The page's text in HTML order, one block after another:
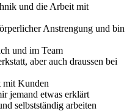
und die Arbeit mit
Anstrengung und bin
und im Team
aber auch draussen bei
mit Kunden
jemand etwas erklärt
selbstständig arbeiten